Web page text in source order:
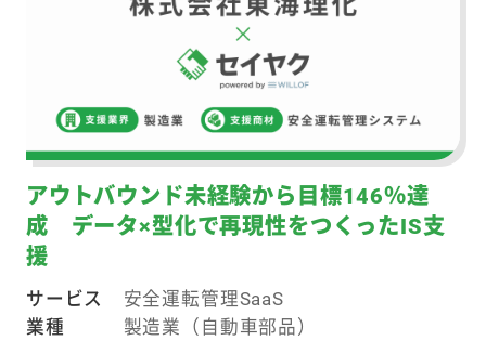
アウトバウンド未経験から目標146％達
成 データ×型化で再現性をつくったIS支
援
サービス
安全運転管理SaaS
業種
製造業（自動車部品）